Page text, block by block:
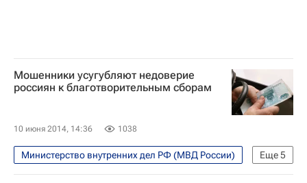
Мошенники усугубляют недоверие
россиян к благотворительным сборам
10 июня 2014, 14:36 1038
Еще5
Министерство внутренних дел РФ (МВД России)
Жизнь без преград
Европа